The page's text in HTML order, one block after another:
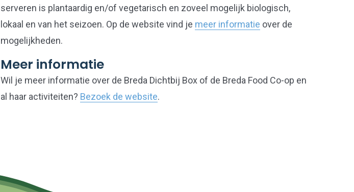
serveren is plantaardig en/of vegetarisch en zoveel mogelijk biologisch,
lokaal en van het seizoen. Op de website vind je meer informatie over de
mogelijkheden.
Meer informatie
Wil je meer informatie over de Breda Dichtbij Box of de Breda Food Co-op en
al haar activiteiten? Bezoek de website.